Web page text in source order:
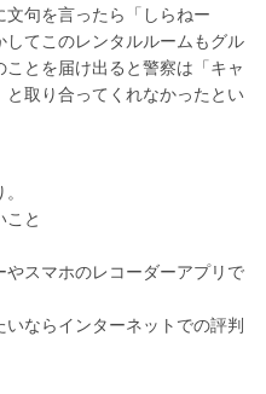
句を言ったら「しらねー
てこのレンタルルームもグル
とを届け出ると警察は「キャ
取り合ってくれなかったとい
こと
やスマホのレコーダーアプリで
いならインターネットでの評判